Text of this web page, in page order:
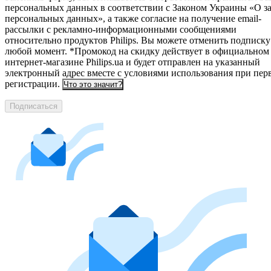
персональных данных в соответствии с Законом Украины «О
персональных данных», а также согласие на получение email-
рассылки с рекламно-информационными сообщениями
относительно продуктов Philips. Вы можете отменить
любой момент. *Промокод на скидку действует в официальном
интернет-магазине Philips.ua и будет отправлен на указанный
электронный адрес вместе с условиями использования при
регистрации. Что это значит?
Подписаться